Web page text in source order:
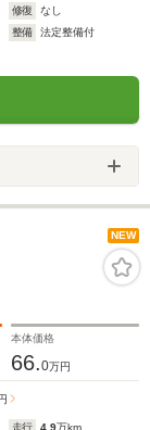
修復
なし
整備
法定整備付
NEW
本体価格
66.0万円